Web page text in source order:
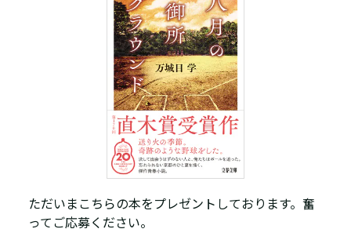
ただいまこちらの本をプレゼントしております。奮
ってご応募ください。